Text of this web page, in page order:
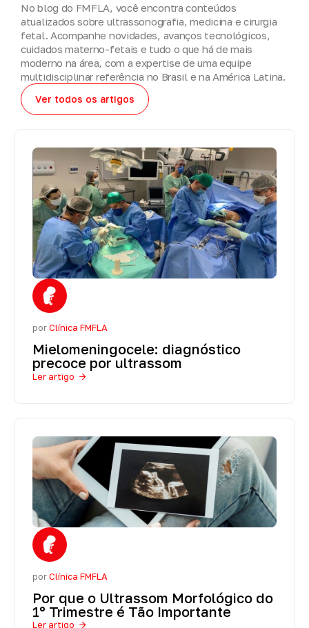
No blog do FMFLA, você encontra conteúdos
atualizados sobre ultrassonografia, medicina e cirurgia
fetal. Acompanhe novidades, avanços tecnológicos,
cuidados materno-fetais e tudo o que há de mais
moderno na área, com a expertise de uma equipe
multidisciplinar referência no Brasil e na América Latina.
Ver todos os artigos
porClínica FMFLA
Mielomeningocele: diagnóstico
precoce por ultrassom
Ler artigo
porClínica FMFLA
Por que o Ultrassom Morfológico do
1º Trimestre é Tão Importante
Ler artigo